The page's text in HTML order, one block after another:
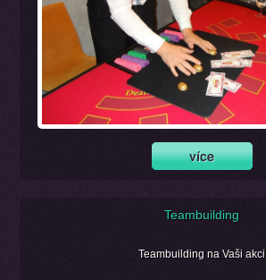
Teambuilding
Teambuilding na Vaši akci